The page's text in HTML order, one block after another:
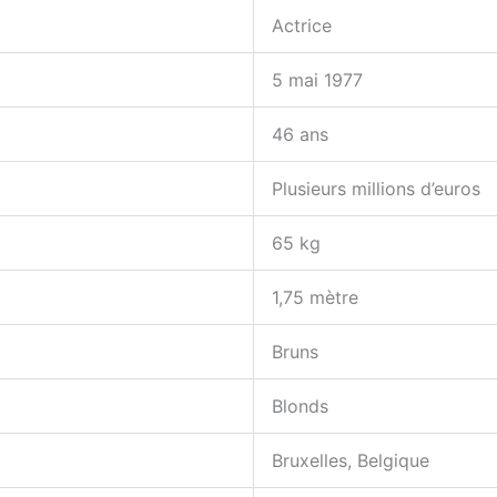
Actrice
5 mai 1977
46 ans
Plusieurs millions d’euros
65 kg
1,75 mètre
Bruns
Blonds
Bruxelles, Belgique